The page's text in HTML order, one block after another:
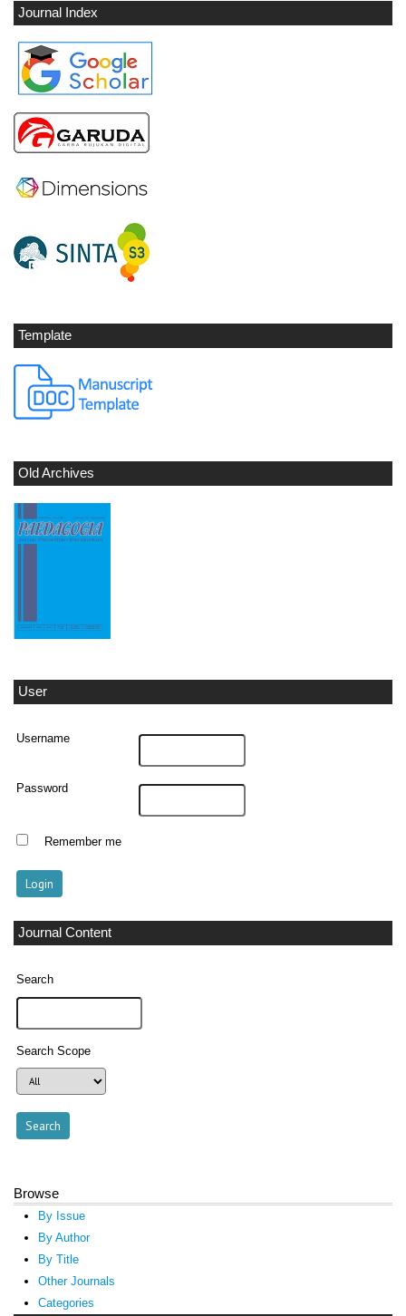
Journal Index
Template
Old Archives
User
Username
Password
Remember me
Journal Content
Search
Search Scope
Browse
By Issue
By Author
By Title
Other Journals
Categories